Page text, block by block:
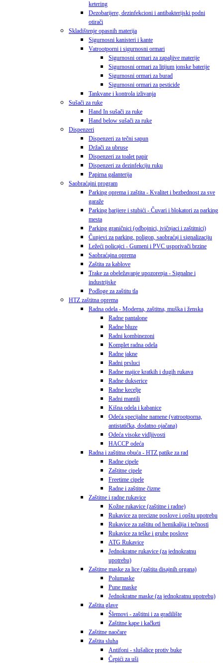
ketering
Dezobarijere, dezinfekcioni i antibakterijski podni
otirači
Skladištenje opasnih materija
Sigurnosni kanisteri i kante
Vatrootporni i sigurnosni ormari
Sigurnosni ormari za zapaljive materije
Sigurnosni ormari za litijum jonske baterije
Sigurnosni ormari za burad
Sigurnosni ormari za pesticide
Tankvane i kontrola izlivanja
Sušači za ruke
Hand In sušači za ruke
Hand below sušači za ruke
Dispenzeri
Dispenzeri za tečni sapun
Držači za ubruse
Dispenzeri za toalet papir
Dispenzeri za dezinfekciju ruku
Papirna galanterija
Saobraćajni program
Parking oprema i zaštita - Kvalitet i bezbednost za sve
garaže
Parking barijere i stubići - Čuvari i blokatori za parking
mesta
Parking graničnici (odbojnici, ivičnjaci i zaštitnici)
Čunjevi za parking, poligon, saobraćaj i signalizaciju
Ležeći policajci - Gumeni i PVC usporivači brzine
Saobraćajna oprema
Zaštita za kablove
Trake za obeležavanje upozorenja - Signalne i
industrijske
Podloge za zaštitu tla
HTZ zaštitna oprema
Radna odela - Moderna, zaštitna, muška i ženska
Radne pantalone
Radne bluze
Radni kombinezoni
Komplet radna odela
Radne jakne
Radni prsluci
Radne majice kratkih i dugih rukava
Radne dukserice
Radne kecelje
Radni mantili
Kišna odela i kabanice
Odeća specijalne namene (vatrootporna,
antistatička, dodatno ojačana)
Odeća visoke vidljivosti
HACCP odeća
Radna i zaštitna obuća - HTZ patike za rad
Radne cipele
Zaštitne cipele
Freetime cipele
Radne i zaštitne čizme
Zaštitne i radne rukavice
Kožne rukavice (zaštitne i radne)
Rukavice za precizne poslove i opštu upotrebu
Rukavice za zaštitu od hemikalija i tečnosti
Rukavice za teške i grube poslove
ATG Rukavice
Jednokratne rukavice (za jednokratnu
upotrebu)
Zaštitne maske za lice (zaštita disajnih organa)
Polumaske
Pune maske
Jednokratne maske (za jednokratnu upotrebu)
Zaštita glave
Šlemovi - zaštitni i za gradilište
Zaštitne kape i kačketi
Zaštitne naočare
Zaštita sluha
Antifoni - slušalice protiv buke
Čepići za uši